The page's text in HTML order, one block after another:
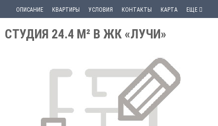
ОПИСАНИЕ КВАРТИРЫ УСЛОВИЯ КОНТАКТЫ КАРТА ЕЩЕ
СТУДИЯ 24.4 М² В ЖК «ЛУЧИ»